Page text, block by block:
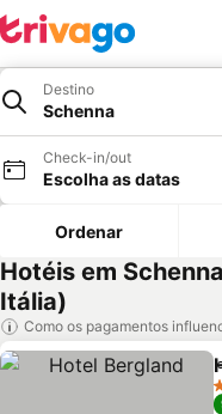
Destino
Schenna
Check-in/out
Escolha as datas
Ordenar
Hotéis em
Itália)
Como os pagamentos